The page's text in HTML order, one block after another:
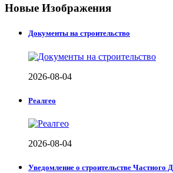
Новые Изображения
Документы на строительство
2026-08-04
Реалгео
2026-08-04
Уведомление о строительстве Частного